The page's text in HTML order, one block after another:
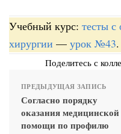
Учебный курс: тесты с
хирургии — урок №43.
Поделитесь с
ПРЕДЫДУЩАЯ ЗАПИСЬ
Согласно порядку
оказания медицинской
помощи по профилю